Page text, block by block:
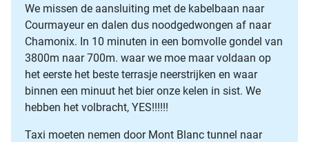
We missen de aansluiting met de kabelbaan naar
Courmayeur en dalen dus noodgedwongen af naar
Chamonix. In 10 minuten in een bomvolle gondel van
3800m naar 700m. waar we moe maar voldaan op
het eerste het beste terrasje neerstrijken en waar
binnen een minuut het bier onze kelen in sist. We
hebben het volbracht, YES!!!!!!
Taxi moeten nemen door Mont Blanc tunnel naar